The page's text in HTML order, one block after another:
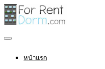
หน้าแรก